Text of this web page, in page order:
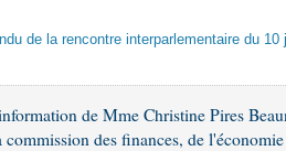
de la rencontre interparlementaire du
de Mme Christine Pires
des finances, de